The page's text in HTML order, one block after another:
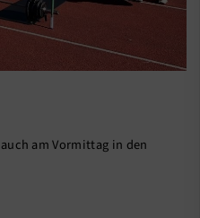
am Vormittag in den